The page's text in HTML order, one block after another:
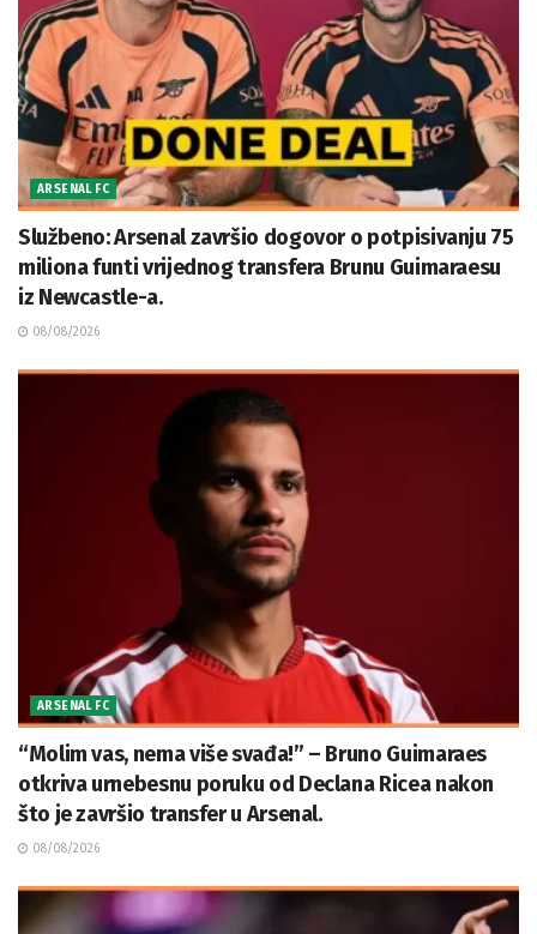
ARSENAL FC
Službeno: Arsenal završio dogovor o potpisivanju 75
miliona funti vrijednog transfera Brunu Guimaraesu
iz Newcastle-a.
08/08/2026
ARSENAL FC
“Molim vas, nema više svađa!” – Bruno Guimaraes
otkriva urnebesnu poruku od Declana Ricea nakon
što je završio transfer u Arsenal.
08/08/2026